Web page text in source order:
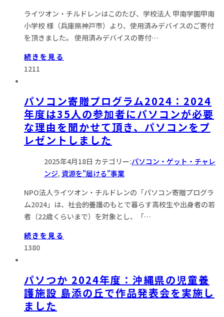
ライツオン・チルドレンはこのたび、学校法人 甲南学園甲南
小学校 様（兵庫県神戸市）より、使用済みデバイスのご寄付
を頂きました。 使用済みデバイスの寄付…
続きを見る
1211
パソコン寄贈プログラム2024：2024
年度は35人の参加者にパソコンが必要
な理由を聞かせて頂き、パソコンをプ
レゼントしました
2025年4月18日 カテゴリー:パソコン・ゲット・チャレ
ンジ, 資源を"届ける"事業
NPO法人ライツオン・チルドレンの「パソコン寄贈プログラ
ム2024」は、社会的養護のもとで暮らす高校生や出身者の若
者（22歳くらいまで）を対象とし、「…
続きを見る
1380
パソつか 2024年度：沖縄県の児童養
護施設 島添の丘で作品発表会を実施し
ました